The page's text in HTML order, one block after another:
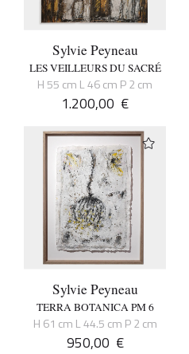
Sylvie Peyneau
LES VEILLEURS DU SACRÉ
H 55 cm L 46 cm P 2 cm
1.200,00 €
Sylvie Peyneau
TERRA BOTANICA PM 6
H 61 cm L 44.5 cm P 2 cm
950,00 €